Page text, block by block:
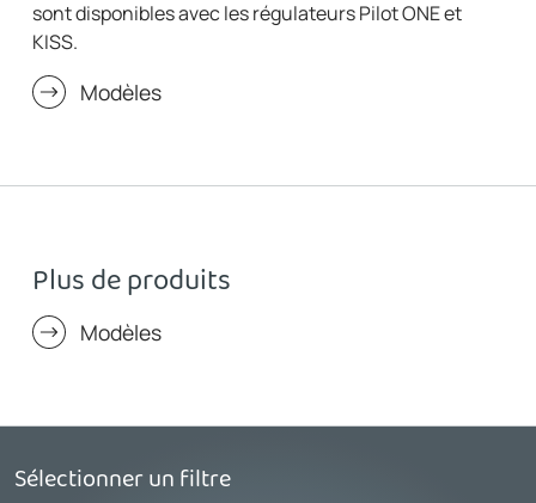
sont disponibles avec les régulateurs Pilot ONE et
KISS.
Modèles
Plus de produits
Modèles
Sélectionner un filtre